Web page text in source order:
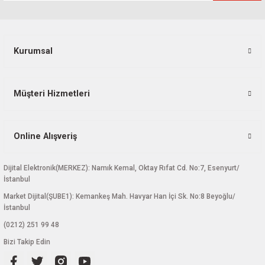
Kurumsal
Müşteri Hizmetleri
Online Alışveriş
Dijital Elektronik(MERKEZ): Namık Kemal, Oktay Rıfat Cd. No:7, Esenyurt/
İstanbul
Market Dijital(ŞUBE1): Kemankeş Mah. Havyar Han İçi Sk. No:8 Beyoğlu/
İstanbul
(0212) 251 99 48
Bizi Takip Edin